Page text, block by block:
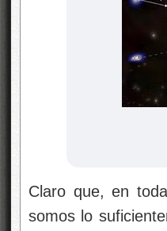
Claro que, en
somos lo